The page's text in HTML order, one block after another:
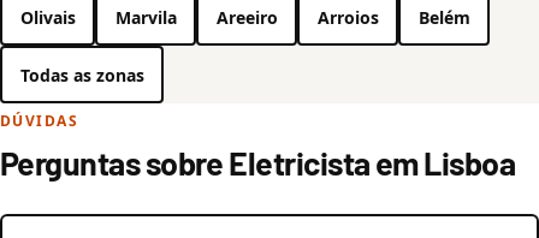
Olivais Marvila Areeiro Arroios Belém
Todas as zonas
DÚVIDAS
Perguntas sobre Eletricista em Lisboa